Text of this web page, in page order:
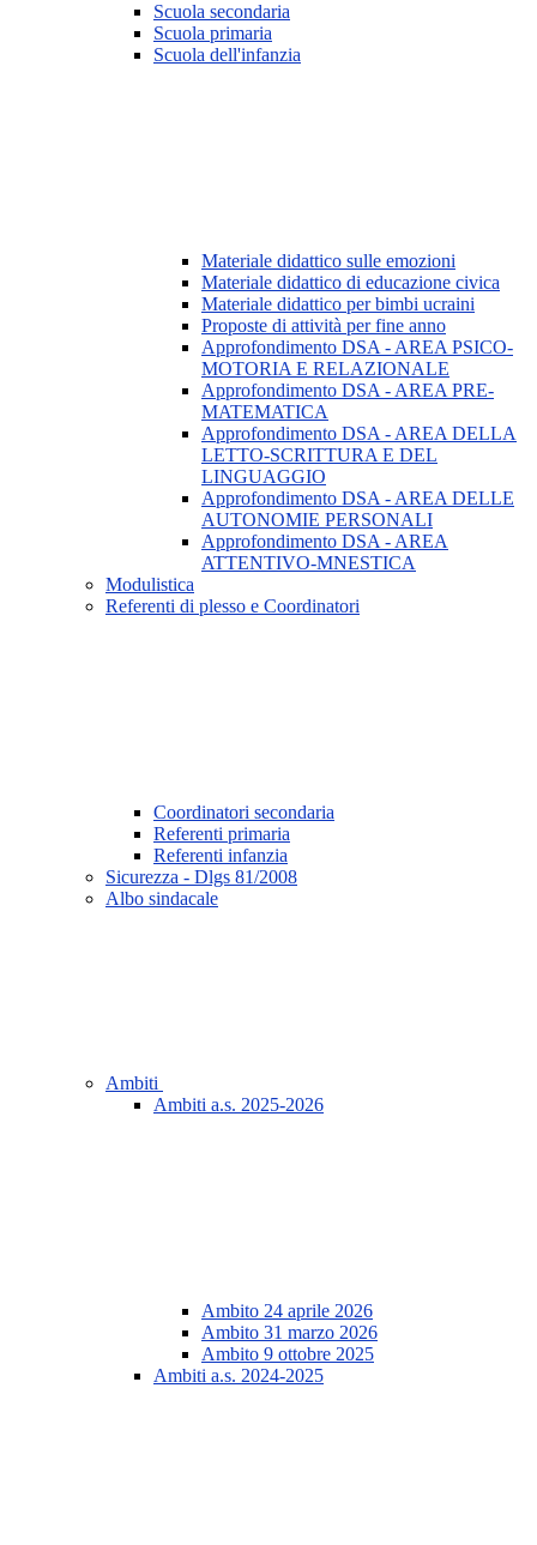
Scuola secondaria
Scuola primaria
Scuola dell'infanzia
Materiale didattico sulle emozioni
Materiale didattico di educazione civica
Materiale didattico per bimbi ucraini
Proposte di attività per fine anno
Approfondimento DSA - AREA PSICO-
MOTORIA E RELAZIONALE
Approfondimento DSA - AREA PRE-
MATEMATICA
Approfondimento DSA - AREA DELLA
LETTO-SCRITTURA E DEL
LINGUAGGIO
Approfondimento DSA - AREA DELLE
AUTONOMIE PERSONALI
Approfondimento DSA - AREA
ATTENTIVO-MNESTICA
Modulistica
Referenti di plesso e Coordinatori
Coordinatori secondaria
Referenti primaria
Referenti infanzia
Sicurezza - Dlgs 81/2008
Albo sindacale
Ambiti
Ambiti a.s. 2025-2026
Ambito 24 aprile 2026
Ambito 31 marzo 2026
Ambito 9 ottobre 2025
Ambiti a.s. 2024-2025